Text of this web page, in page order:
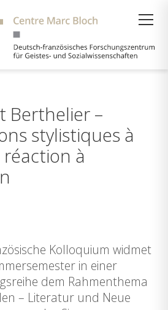
Berthelier –
stylistiques à
réaction à
Kolloquium widmet
in einer
dem Rahmenthema
– Literatur und Neue